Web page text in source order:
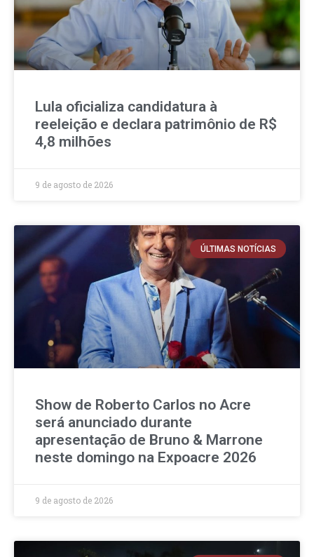
Lula oficializa candidatura à
reeleição e declara patrimônio de R$
4,8 milhões
9 de agosto de 2026
ÚLTIMAS NOTÍCIAS
Show de Roberto Carlos no Acre
será anunciado durante
apresentação de Bruno & Marrone
neste domingo na Expoacre 2026
9 de agosto de 2026